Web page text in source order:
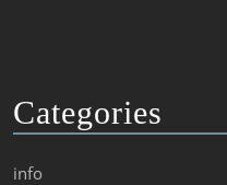
Categories
info